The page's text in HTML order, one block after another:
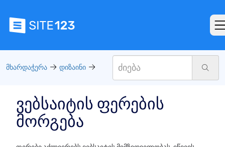
მხარდაჭერა დიზაინი
ვებსაიტის ფერების
მორგება